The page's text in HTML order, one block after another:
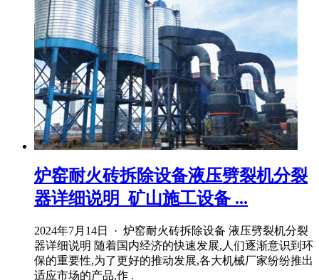
炉窑耐火砖拆除设备液压劈裂机分裂
器详细说明_矿山施工设备 ...
2024年7月14日 · 炉窑耐火砖拆除设备 液压劈裂机分裂
器详细说明 随着国内经济的快速发展,人们逐渐意识到环
保的重要性,为了更好的推动发展,各大机械厂家纷纷推出
适应市场的产品,作 .